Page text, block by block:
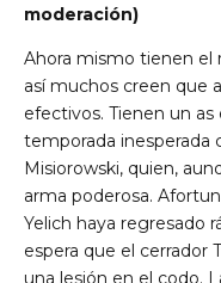
moderación)
Ahora mismo tienen el
así muchos creen que
efectivos. Tienen un
temporada inesperada
Misiorowski, quien,
arma poderosa.
Yelich haya regresado
espera que el cerrador
una lesión en el codo.